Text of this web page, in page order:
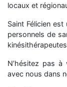
locaux et
Saint Félicien
personnels de
N’hésitez pas à
avec nous dans